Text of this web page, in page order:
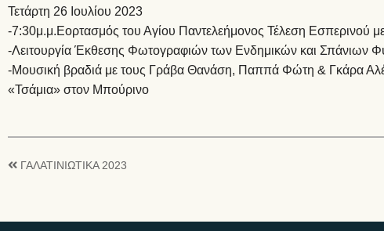
Τετάρτη 26 Ιουλίου 2023
-7:30μ.μ.Εορτασμός του Αγίου Παντελεήμονος Τέλεση Εσπερινού
-Λειτουργία Έκθεσης Φωτογραφιών των Ενδημικών και Σπάνιων
-Μουσική βραδιά με τους Γράβα Θανάση, Παππά Φώτη & Γκάρα
«Τσάμια» στον Μπούρινο
ΓΑΛΑΤΙΝΙΩΤΙΚΑ 2023